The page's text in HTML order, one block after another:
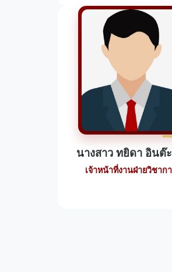
นางสาว ทยิดา อินต๊
เจ้าหน้าที่งานฝ่ายวิชาก